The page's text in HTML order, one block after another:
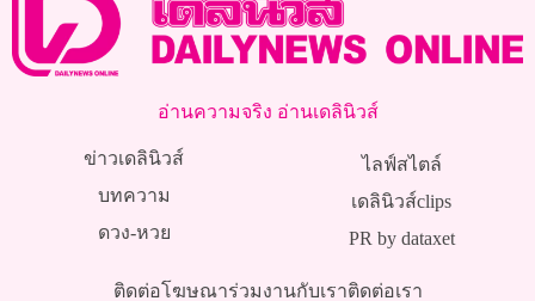
อ่านความจริง อ่านเดลินิวส์
ข่าวเดลินิวส์
บทความ
ดวง-หวย
ไลฟ์สไตล์
เดลินิวส์clips
PR by dataxet
ติดต่อโฆษณาร่วมงานกับเราติดต่อเรา